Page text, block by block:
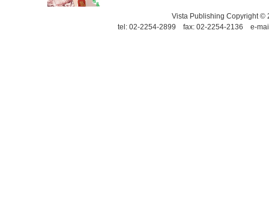
Vista Publishing Copyright ©
tel: 02-2254-2899 fax: 02-2254-2136 e-